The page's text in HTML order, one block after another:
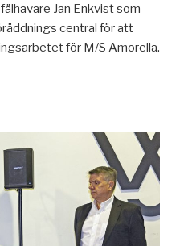
Jan Enkvist som
central för att
för M/S Amorella.